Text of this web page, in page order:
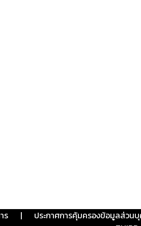
ร | ประกาศการคุ้มครองข้อมูลส่วนบุ